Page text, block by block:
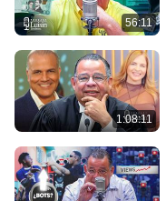
56:11
1:08:11